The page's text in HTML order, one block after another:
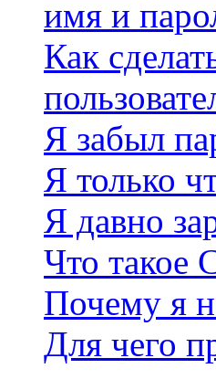
имя и
Как
Я забыл
Я только
Я давно
Что такое
Почему я
Для чего